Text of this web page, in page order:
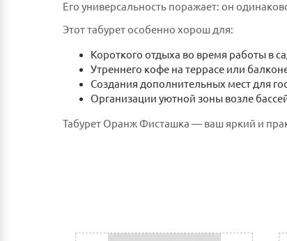
Его универсальность поражает: он
Этот табурет особенно хорош для:
Короткого отдыха во время работы в
Утреннего кофе на террасе или
Создания дополнительных мест для
Организации уютной зоны возле
Табурет Оранж Фисташка — ваш яркий и
Наличным и безналичным расчетом в
Оплата по счету: Безналичным
Как оплатить: